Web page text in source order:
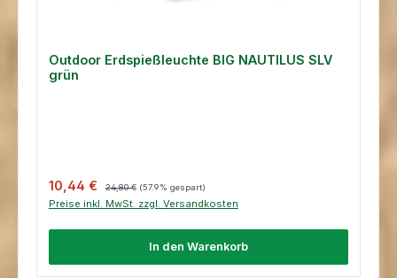
Outdoor Erdspießleuchte BIG NAUTILUS SLV
grün
Verkaufspreis:
10,44 € 24,80 € (57.9% gespart)
Preise inkl. MwSt. zzgl. Versandkosten
In den Warenkorb